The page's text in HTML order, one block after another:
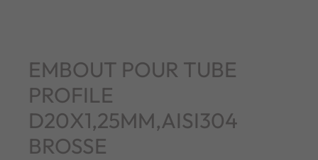
EMBOUT POUR TUBE
PROFILE
D20X1,25MM,AISI304
BROSSE